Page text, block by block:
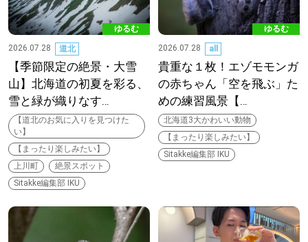
北海道で暮らす、あなたとつくる、
明日への”きっかけ”WEBマガジン
【道央のお気に入りを見つけたい】
【道北のお気に入りを見つけたい】
【道東のお気に入りを見つけたい】
ゆるむ
2026.07.28
道北
【季節限定の絶景・大雪
山】北海道の初夏を彩る、
雪と緑が織りなす…
【道北のお気に入りを見つけた
い】
【まったり楽しみたい】
上川町
絶景スポット
Sitakke編集部 IKU
ゆるむ
2026.07.28
all
貴重な１枚！エゾモモンガ
の赤ちゃん「空を飛ぶ」た
めの練習風景【…
北海道3大かわいい動物
【まったり楽しみたい】
Sitakke編集部 IKU